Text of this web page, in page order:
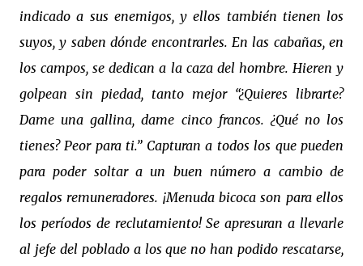
indicado a sus enemigos, y ellos también tienen los
suyos, y saben dónde encontrarles. En las cabañas, en
los campos, se dedican a la caza del hombre. Hieren y
golpean sin piedad, tanto mejor “¿Quieres librarte?
Dame una gallina, dame cinco francos. ¿Qué no los
tienes? Peor para ti.” Capturan a todos los que pueden
para poder soltar a un buen número a cambio de
regalos remuneradores. ¡Menuda bicoca son para ellos
los períodos de reclutamiento! Se apresuran a llevarle
al jefe del poblado a los que no han podido rescatarse,